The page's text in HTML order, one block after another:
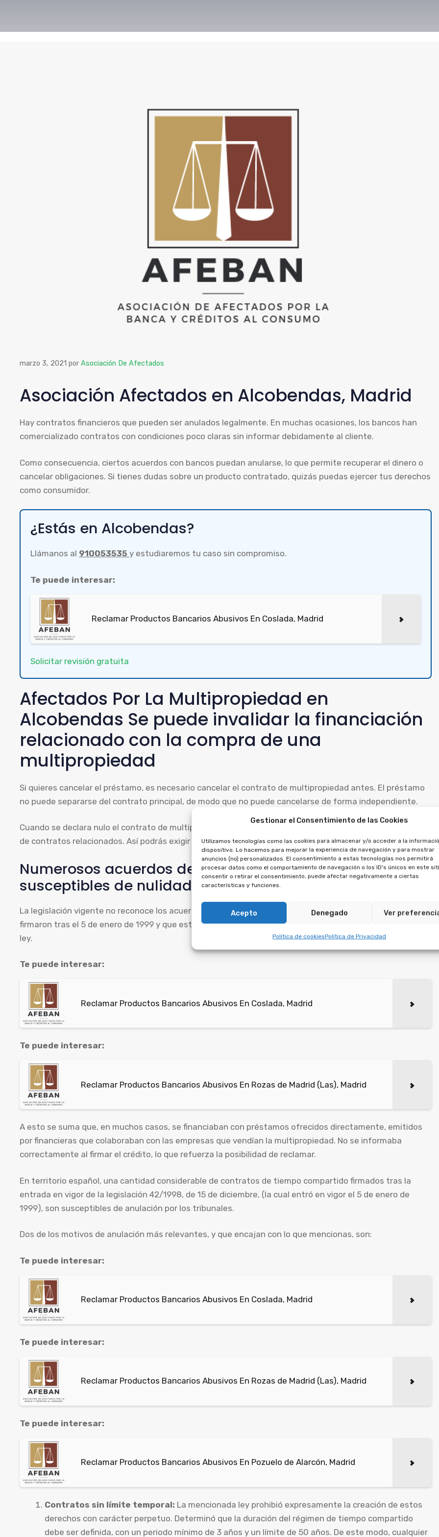
Gestionar el Consentimiento de las Cookies
Utilizamos tecnologías como las cookies para almacenar y/o acceder a la
dispositivo. Lo hacemos para mejorar la experiencia de navegación y para mostrar
anuncios (no) personalizados. El consentimiento a estas tecnologías nos permitirá
procesar datos como el comportamiento de navegación o los ID's únicos en este
consentir o retirar el consentimiento, puede afectar negativamente a ciertas
características y funciones.
Acepto Denegado Ver
Política de cookiesPolítica de Privacidad
marzo 3, 2021 por Asociación De Afectados
Asociación Afectados en Alcobendas, Madrid
Hay contratos financieros que pueden ser anulados legalmente. En muchas ocasiones, los bancos han
comercializado contratos con condiciones poco claras sin informar debidamente al cliente.
Como consecuencia, ciertos acuerdos con bancos puedan anularse, lo que permite recuperar el dinero o
cancelar obligaciones. Si tienes dudas sobre un producto contratado, quizás puedas ejercer tus derechos
como consumidor.
¿Estás en Alcobendas?
Llámanos al 910053535 y estudiaremos tu caso sin compromiso.
Te puede interesar:
Reclamar Productos Bancarios Abusivos En Coslada, Madrid
Solicitar revisión gratuita
Afectados Por La Multipropiedad en
Alcobendas Se puede invalidar la financiación
relacionado con la compra de una
multipropiedad
Si quieres cancelar el préstamo, es necesario cancelar el contrato de multipropiedad antes. El préstamo
no puede separarse del contrato principal, de modo que no puede cancelarse de forma independiente.
Cuando se declara nulo el contrato de multipropiedad, es posible reclamar contra el préstamo, al tratarse
de contratos relacionados. Así podrás exigir las cantidades pagadas, por la financiación y la propiedad.
Numerosos acuerdos de multipropiedad son
susceptibles de nulidad.
La legislación vigente no reconoce los acuerdos firmados con empresas de multipropiedad que se
firmaron tras el 5 de enero de 1999 y que establecen una duración a perpetuidad, algo que va contra la
ley.
Te puede interesar:
Reclamar Productos Bancarios Abusivos En Coslada, Madrid
Te puede interesar:
Reclamar Productos Bancarios Abusivos En Rozas de Madrid (Las), Madrid
A esto se suma que, en muchos casos, se financiaban con préstamos ofrecidos directamente, emitidos
por financieras que colaboraban con las empresas que vendían la multipropiedad. No se informaba
correctamente al firmar el crédito, lo que refuerza la posibilidad de reclamar.
En territorio español, una cantidad considerable de contratos de tiempo compartido firmados tras la
entrada en vigor de la legislación 42/1998, de 15 de diciembre, (la cual entró en vigor el 5 de enero de
1999), son susceptibles de anulación por los tribunales.
Dos de los motivos de anulación más relevantes, y que encajan con lo que mencionas, son:
Te puede interesar:
Reclamar Productos Bancarios Abusivos En Coslada, Madrid
Te puede interesar:
Reclamar Productos Bancarios Abusivos En Rozas de Madrid (Las), Madrid
Te puede interesar:
Reclamar Productos Bancarios Abusivos En Pozuelo de Alarcón, Madrid
Contratos sin límite temporal: La mencionada ley prohibió expresamente la creación de estos
derechos con carácter perpetuo. Determinó que la duración del régimen de tiempo compartido
debe ser definida, con un periodo mínimo de 3 años y un límite de 50 años. De este modo, cualquier